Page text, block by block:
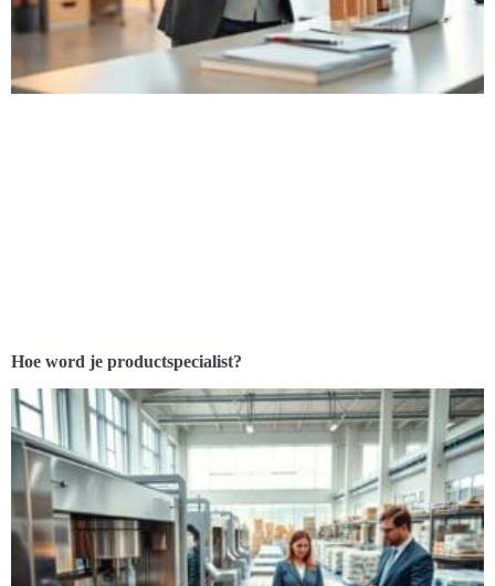
Hoe word je productspecialist?